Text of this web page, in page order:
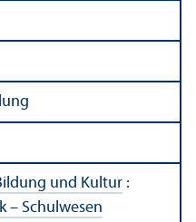
und Kultur :
– Schulwesen